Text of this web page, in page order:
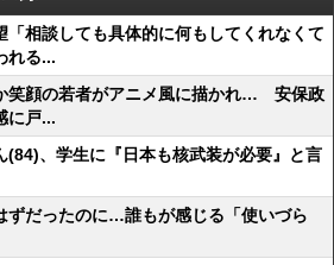
「相談しても具体的に何もしてくれなくて
れる...
笑顔の若者がアニメ風に描かれ… 安保政
に戸...
(84)、学生に『日本も核武装が必要』と言
ずだったのに…誰もが感じる「使いづら